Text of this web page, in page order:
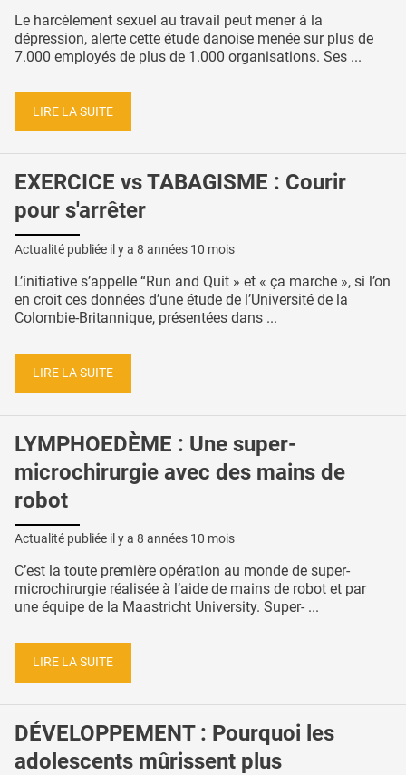
Le harcèlement sexuel au travail peut mener à la
dépression, alerte cette étude danoise menée sur plus de
7.000 employés de plus de 1.000 organisations. Ses ...
LIRE LA SUITE
EXERCICE vs TABAGISME : Courir
pour s'arrêter
Actualité publiée il y a 8 années 10 mois
L’initiative s’appelle “Run and Quit » et « ça marche », si l’on
en croit ces données d’une étude de l’Université de la
Colombie-Britannique, présentées dans ...
LIRE LA SUITE
LYMPHOEDÈME : Une super-
microchirurgie avec des mains de
robot
Actualité publiée il y a 8 années 10 mois
C’est la toute première opération au monde de super-
microchirurgie réalisée à l’aide de mains de robot et par
une équipe de la Maastricht University. Super- ...
LIRE LA SUITE
DÉVELOPPEMENT : Pourquoi les
adolescents mûrissent plus